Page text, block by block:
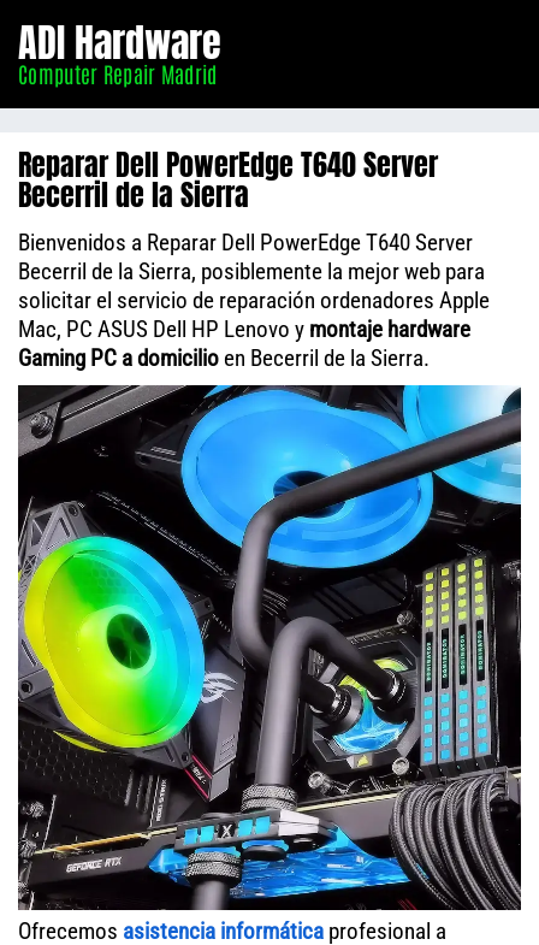
Madrid
ADI Hardware
Computer Repair Madrid
Reparar Dell PowerEdge T640 Server
Becerril de la Sierra
Bienvenidos a Reparar Dell PowerEdge T640 Server
Becerril de la Sierra, posiblemente la mejor web para
solicitar el servicio de reparación ordenadores Apple
Mac, PC ASUS Dell HP Lenovo y montaje hardware
Gaming PC a domicilio en Becerril de la Sierra.
Ofrecemos asistencia informática profesional a